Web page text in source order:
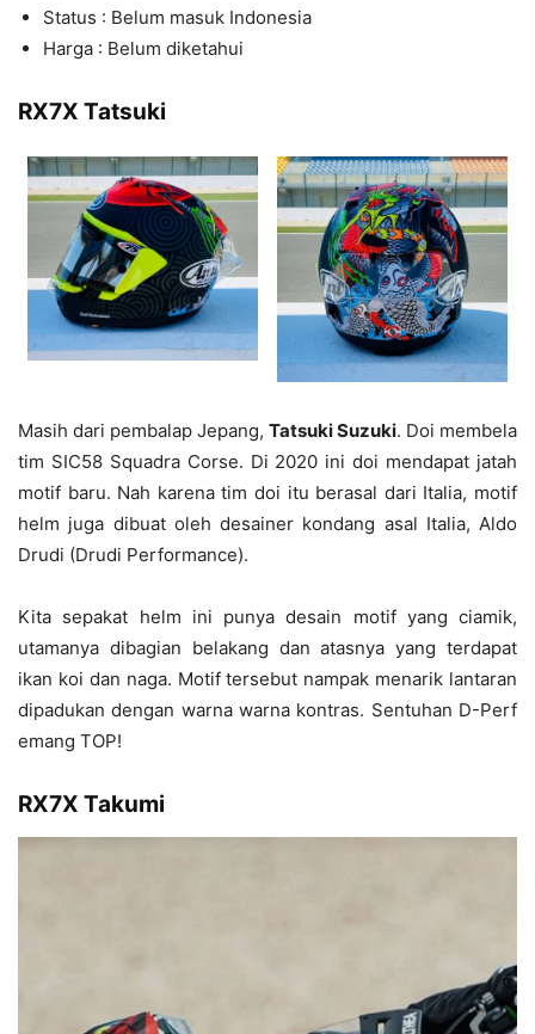
Status : Belum masuk Indonesia
Harga : Belum diketahui
RX7X Tatsuki
Masih dari pembalap Jepang, Tatsuki Suzuki. Doi membela
tim SIC58 Squadra Corse. Di 2020 ini doi mendapat jatah
motif baru. Nah karena tim doi itu berasal dari Italia, motif
helm juga dibuat oleh desainer kondang asal Italia, Aldo
Drudi (Drudi Performance).
Kita sepakat helm ini punya desain motif yang ciamik,
utamanya dibagian belakang dan atasnya yang terdapat
ikan koi dan naga. Motif tersebut nampak menarik lantaran
dipadukan dengan warna warna kontras. Sentuhan D-Perf
emang TOP!
RX7X Takumi